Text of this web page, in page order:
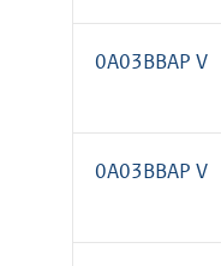
0A03BBAP V
0A03BBAP V